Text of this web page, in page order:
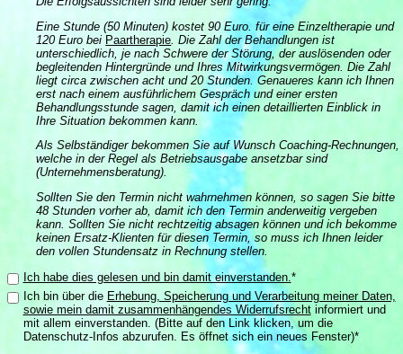
Eine Stunde (50 Minuten) kostet 90 Euro. für eine Einzeltherapie und
120 Euro bei Paartherapie . Die Zahl der Behandlungen ist
unterschiedlich, je nach Schwere der Störung, der auslösenden oder
begleitenden Hintergründe und Ihres Mitwirkungsvermögen. Die Zahl
liegt circa zwischen acht und 20 Stunden. Genaueres kann ich Ihnen
erst nach einem ausführlichem Gespräch und einer ersten
Behandlungsstunde sagen, damit ich einen detaillierten Einblick in
Ihre Situation bekommen kann.
Als Selbständiger bekommen Sie auf Wunsch Coaching-Rechnungen,
welche in der Regel als Betriebsausgabe ansetzbar sind
(Unternehmensberatung).
Sollten Sie den Termin nicht wahrnehmen können, so sagen Sie bitte
48 Stunden vorher ab, damit ich den Termin anderweitig vergeben
kann. Sollten Sie nicht rechtzeitig absagen können und ich bekomme
keinen Ersatz-Klienten für diesen Termin, so muss ich Ihnen leider
den vollen Stundensatz in Rechnung stellen.
Ich habe dies gelesen und bin damit einverstanden. *
Ich bin über die Erhebung, Speicherung und Verarbeitung meiner Daten,
sowie mein damit zusammenhängendes Widerrufsrechtinformiert und
mit allem einverstanden. (Bitte auf den Link klicken, um die
Datenschutz-Infos abzurufen. Es öffnet sich ein neues Fenster)*